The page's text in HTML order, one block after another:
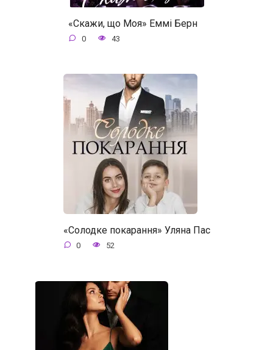
«Скажи, що Моя» Еммі Берн
0 43
«Солодке покарання» Уляна Пас
0 52